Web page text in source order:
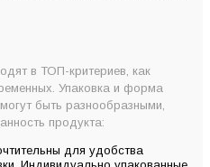
в ТОП-критериев, как
Упаковка и форма
быть разнообразными,
продукта:
для удобства